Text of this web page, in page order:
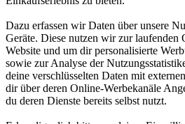
Dazu erfassen wir Daten über unsere
Geräte. Diese nutzen wir zur laufenden
Website und um dir personalisierte
sowie zur Analyse der
deine verschlüsselten Daten mit
dir über deren Online-Werbekanäle
du deren Dienste bereits selbst nutzt.